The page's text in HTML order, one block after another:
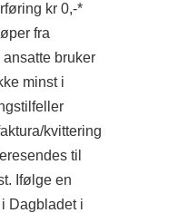
kr 0,-*
fra
bruker
minst i
kvittering
til
Ifølge en
Dagbladet i